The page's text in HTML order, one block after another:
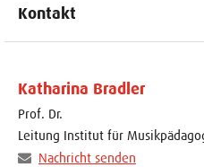
Kontakt
Katharina Bradler
Prof. Dr.
Leitung Institut für
Nachricht senden